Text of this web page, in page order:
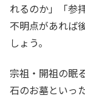
れるのか」「参
不明点があれば
しょう。
宗祖・開祖の眠
石のお墓といっ